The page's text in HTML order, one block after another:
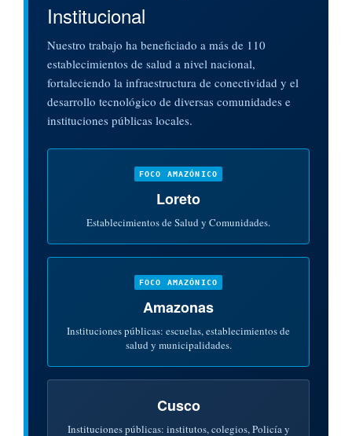
Institucional
Nuestro trabajo ha beneficiado a más de 110
establecimientos de salud a nivel nacional,
fortaleciendo la infraestructura de conectividad y el
desarrollo tecnológico de diversas comunidades e
instituciones públicas locales.
FOCO AMAZÓNICO
Loreto
Establecimientos de Salud y Comunidades.
FOCO AMAZÓNICO
Amazonas
Instituciones públicas: escuelas, establecimientos de
salud y municipalidades.
Cusco
Instituciones públicas: institutos, colegios, Policía y